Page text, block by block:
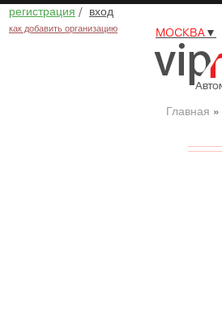
регистрация / вход
как добавить организацию МОСКВА▼
Главная »